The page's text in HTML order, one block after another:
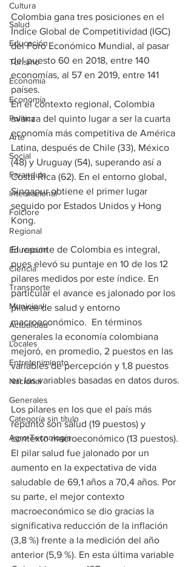
Cultura
Salud
Educación
Turismo
Economía
Economía
Política
Arte
Social
Farandula
Internacional
Folclore
Regional
Educación
Ciencia
Transporte
Municipal
Actualidad
Locales
Entretenimiento
Nacional
Generales
Categoría sin título
Agro-Tecnología
Colombia gana tres posiciones en el
Índice Global de Competitividad (IGC)
del Foro Económico Mundial, al pasar
del puesto 60 en 2018, entre 140
economías, al 57 en 2019, entre 141
países.
En el contexto regional, Colombia
avanza del quinto lugar a ser la cuarta
economía más competitiva de América
Latina, después de Chile (33), México
(48) y Uruguay (54), superando así a
Costa Rica (62). En el entorno global,
Singapur obtiene el primer lugar
seguido por Estados Unidos y Hong
Kong.
El repunte de Colombia es integral,
pues elevó su puntaje en 10 de los 12
pilares medidos por este índice. En
particular el avance es jalonado por los
pilares de salud y entorno
macroeconómico.  En términos
generales la economía colombiana
mejoró, en promedio, 2 puestos en las
variables de percepción y 1,8 puestos
en las variables basadas en datos duros.
Los pilares en los que el país más
repuntó son salud (19 puestos) y
contexto macroeconómico (13 puestos).
El pilar salud fue jalonado por un
aumento en la expectativa de vida
saludable de 69,1 años a 70,4 años. Por
su parte, el mejor contexto
macroeconómico se dio gracias la
significativa reducción de la inflación
(3,8 %) frente a la medición del año
anterior (5,9 %). En esta última variable